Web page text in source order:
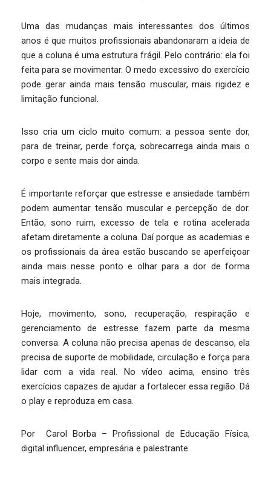
Uma das mudanças mais interessantes dos últimos
anos é que muitos profissionais abandonaram a ideia de
que a coluna é uma estrutura frágil. Pelo contrário: ela foi
feita para se movimentar. O medo excessivo do exercício
pode gerar ainda mais tensão muscular, mais rigidez e
limitação funcional.
Isso cria um ciclo muito comum: a pessoa sente dor,
para de treinar, perde força, sobrecarrega ainda mais o
corpo e sente mais dor ainda.
É importante reforçar que estresse e ansiedade também
podem aumentar tensão muscular e percepção de dor.
Então, sono ruim, excesso de tela e rotina acelerada
afetam diretamente a coluna. Daí porque as academias e
os profissionais da área estão buscando se aperfeiçoar
ainda mais nesse ponto e olhar para a dor de forma
mais integrada.
Hoje, movimento, sono, recuperação, respiração e
gerenciamento de estresse fazem parte da mesma
conversa. A coluna não precisa apenas de descanso, ela
precisa de suporte de mobilidade, circulação e força para
lidar com a vida real. No vídeo acima, ensino três
exercícios capazes de ajudar a fortalecer essa região. Dá
o play e reproduza em casa.
Por Carol Borba – Profissional de Educação Física,
digital influencer, empresária e palestrante